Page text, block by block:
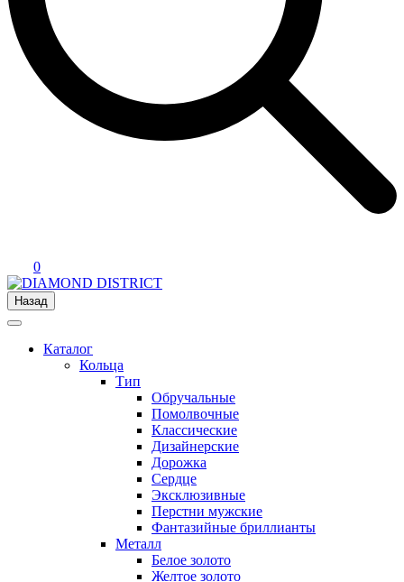
0
Назад
Каталог
Кольца
Тип
Обручальные
Помолвочные
Классические
Дизайнерские
Дорожка
Сердце
Эксклюзивные
Перстни мужские
Фантазийные бриллианты
Металл
Белое золото
Желтое золото